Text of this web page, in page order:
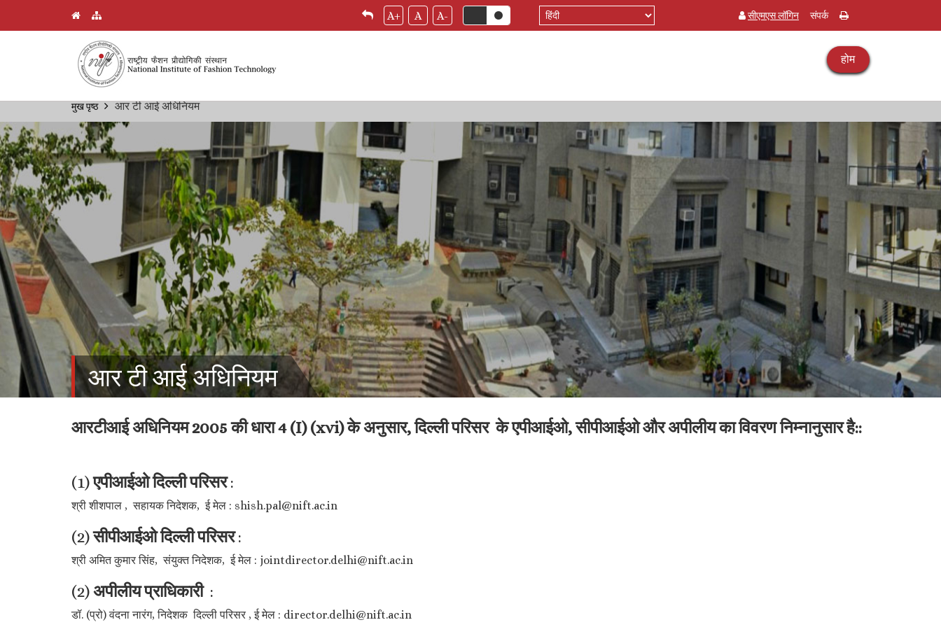
Skip
main
content
A+ A A-
Select
your
सीएमएस लॉगिन संपर्क
होम
Breadcrumb
मुख पृष्ठ आर टी आई अधिनियम
आर टी आई अधिनियम
आरटीआई अधिनियम 2005 की धारा 4 (I) (xvi) के अनुसार, दिल्ली परिसर के एपीआईओ, सीपीआईओ और अपीलीय का विवरण निम्नानुसार है::
(1)एपीआईओ दिल्ली परिसर:
श्री शीशपाल , सहायक निदेशक, ई मेल : shish.pal@nift.ac.in
(2)सीपीआईओ दिल्ली परिसर:
श्री अमित कुमार सिंह, संयुक्त निदेशक, ई मेल : jointdirector.delhi@nift.ac.in
(2)अपीलीय प्राधिकारी :
डॉ. (प्रो) वंदना नारंग, निदेशक दिल्ली परिसर , ई मेल : director.delhi@nift.ac.in